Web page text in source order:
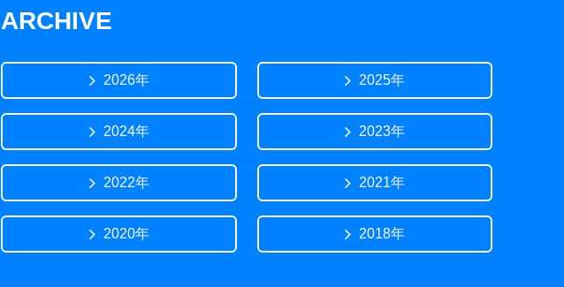
ARCHIVE
2026年 2025年
2024年 2023年
2022年 2021年
2020年 2018年